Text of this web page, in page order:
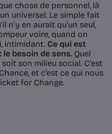
chose de personnel, là
universel. Le simple fait
n’y en aurait qu’un seul,
voire, quand on
intimidant. Ce qui est
le besoin de sens. Quel
son milieu social. C’est
et c’est ce qui nous
for Change.